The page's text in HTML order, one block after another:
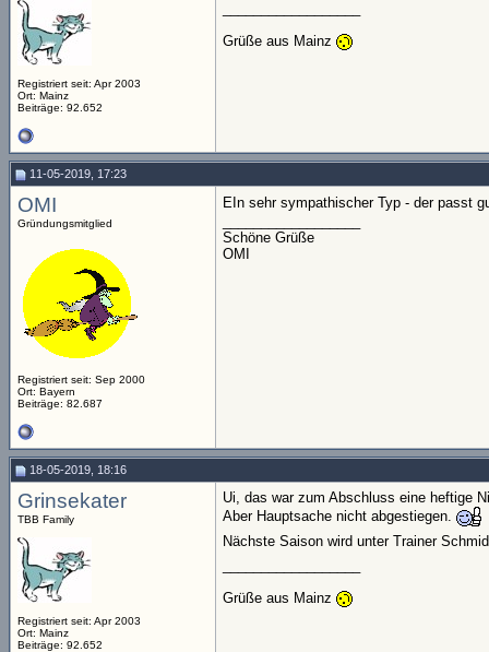
Registriert seit: Apr 2003
Ort: Mainz
Beiträge: 92.652
Grüße aus Mainz
11-05-2019, 17:23
OMI
Gründungsmitglied
Registriert seit: Sep 2000
Ort: Bayern
Beiträge: 82.687
EIn sehr sympathischer Typ - der passt
Schöne Grüße
OMI
18-05-2019, 18:16
Grinsekater
TBB Family
Registriert seit: Apr 2003
Ort: Mainz
Beiträge: 92.652
Ui, das war zum Abschluss eine heftige
Aber Hauptsache nicht abgestiegen.
Nächste Saison wird unter Trainer
Grüße aus Mainz